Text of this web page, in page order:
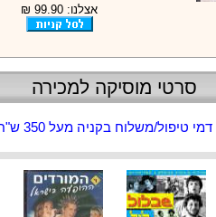
צוות דיוידי מאסטר ישיר.
אצלנו: 99.90 ₪
סרטי מוסיקה למכירה
דמי טיפול/משלוח בקניה מעל 350 ש"ח